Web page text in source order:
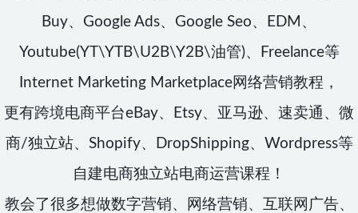
Buy、Google Ads、Google Seo、EDM、
Youtube(YT\YTB\U2B\Y2B\油管)、Freelance等
Internet Marketing Marketplace网络营销教程，
更有跨境电商平台eBay、Etsy、亚马逊、速卖通、微
商/独立站、Shopify、DropShipping、Wordpress等
自建电商独立站电商运营课程！
教会了很多想做数字营销、网络营销、互联网广告、